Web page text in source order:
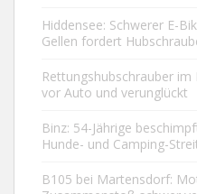
Hiddensee: Schwerer E-
Gellen fordert
Rettungshubschrauber
vor Auto und verunglückt
Binz: 54-Jährige
Hunde- und Camping-
B105 bei Martensdorf: